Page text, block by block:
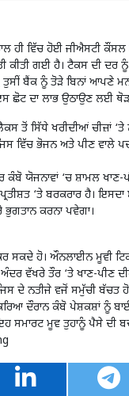
ਵਿੱਚ ਹੋਈ ਜੀਐਸਟੀ ਕੌਂਸਲ
ਕੀਤੀ ਗਈ ਹੈ। ਟੈਕਸ ਦੀ ਦਰ
ਤੁਸੀਂ ਬੈਂਕ ਨੂੰ ਤੋੜੇ ਬਿਨਾਂ
ਦਾ ਲਾਭ ਉਠਾਉਣ ਲਈ ਥੋੜਾ
ਤੋਂ ਸਿੱਧੇ ਖਰੀਦੀਆਂ ਚੀਜ਼ਾਂ ‘ਤੇ
ਭੋਜਨ ਅਤੇ ਪੀਣ ਵਾਲੇ
ਯੋਜਨਾਵਾਂ ‘ਚ ਸ਼ਾਮਲ ਖਾਣ-
‘ਤੇ ਬਰਕਰਾਰ ਹੈ।
ਕਰਨਾ ਪਵੇਗਾ।
ਸਕਦੇ ਹੋ। ਔਨਲਾਈਨ ਮੂਵੀ
ਵੱਖਰੇ ਤੌਰ ‘ਤੇ ਖਾਣ-ਪੀਣ
ਦੇ ਨਤੀਜੇ ਵਜੋਂ ਸਮੁੱਚੀ ਬੱਚਤ
ਦੌਰਾਨ ਕੰਬੋ ਪੇਸ਼ਕਸ਼ਾਂ ਨੂੰ
ਸਮਾਰਟ ਮੂਵ ਤੁਹਾਨੂੰ ਪੈਸੇ ਦੀ